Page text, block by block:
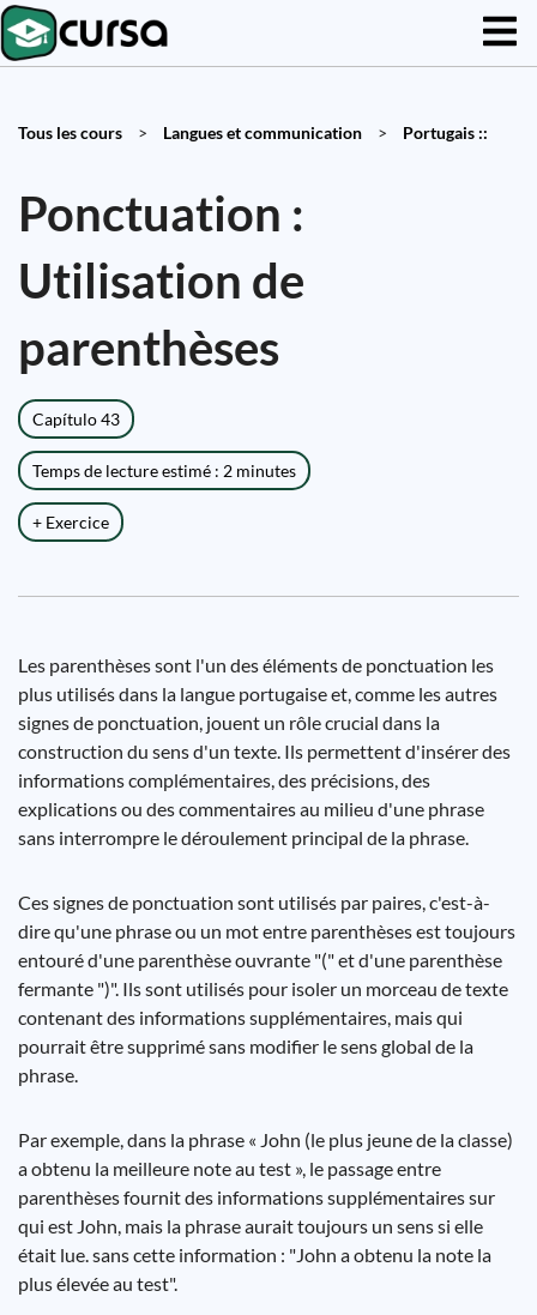
Tous les cours > Langues et communication > Portugais ::
Ponctuation :
Utilisation de
parenthèses
Capítulo 43
Temps de lecture estimé : 2 minutes
+ Exercice
Les parenthèses sont l'un des éléments de ponctuation les
plus utilisés dans la langue portugaise et, comme les autres
signes de ponctuation, jouent un rôle crucial dans la
construction du sens d'un texte. Ils permettent d'insérer des
informations complémentaires, des précisions, des
explications ou des commentaires au milieu d'une phrase
sans interrompre le déroulement principal de la phrase.
Ces signes de ponctuation sont utilisés par paires, c'est-à-
dire qu'une phrase ou un mot entre parenthèses est toujours
entouré d'une parenthèse ouvrante "(" et d'une parenthèse
fermante ")". Ils sont utilisés pour isoler un morceau de texte
contenant des informations supplémentaires, mais qui
pourrait être supprimé sans modifier le sens global de la
phrase.
Par exemple, dans la phrase « John (le plus jeune de la classe)
a obtenu la meilleure note au test », le passage entre
parenthèses fournit des informations supplémentaires sur
qui est John, mais la phrase aurait toujours un sens si elle
était lue. sans cette information : "John a obtenu la note la
plus élevée au test".